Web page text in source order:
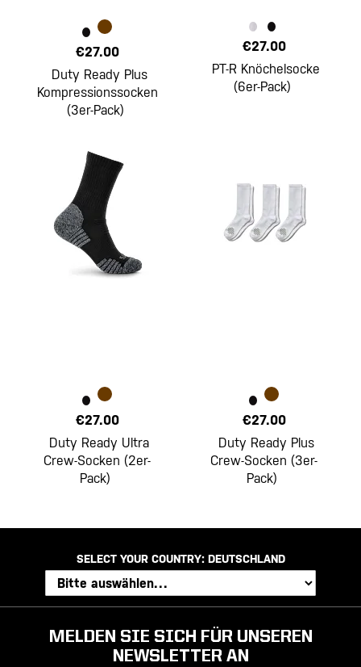
€27.00
Duty Ready Plus
Kompressionssocken
(3er-Pack)
€27.00
PT-R Knöchelsocke
(6er-Pack)
€27.00
Duty Ready Ultra
Crew-Socken (2er-
Pack)
€27.00
Duty Ready Plus
Crew-Socken (3er-
Pack)
SELECT YOUR COUNTRY: DEUTSCHLAND
MELDEN SIE SICH FÜR UNSEREN
NEWSLETTER AN